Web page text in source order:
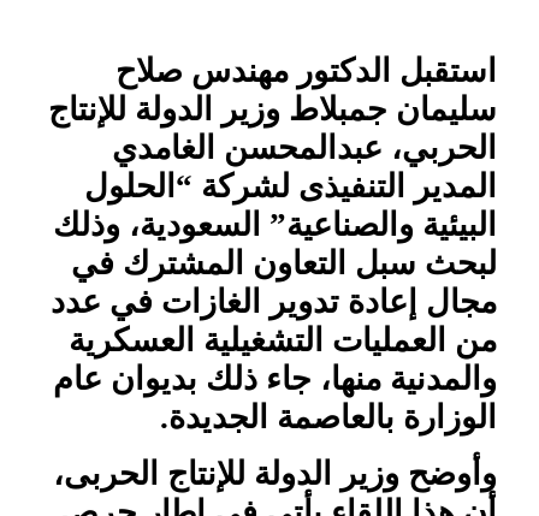
استقبل الدكتور مهندس صلاح
سليمان جمبلاط وزير الدولة للإنتاج
الحربي، عبدالمحسن الغامدي
المدير التنفيذى لشركة “الحلول
البيئية والصناعية” السعودية، وذلك
لبحث سبل التعاون المشترك في
مجال إعادة تدوير الغازات في عدد
من العمليات التشغيلية العسكرية
والمدنية منها، جاء ذلك بديوان عام
الوزارة بالعاصمة الجديدة.
وأوضح وزير الدولة للإنتاج الحربى،